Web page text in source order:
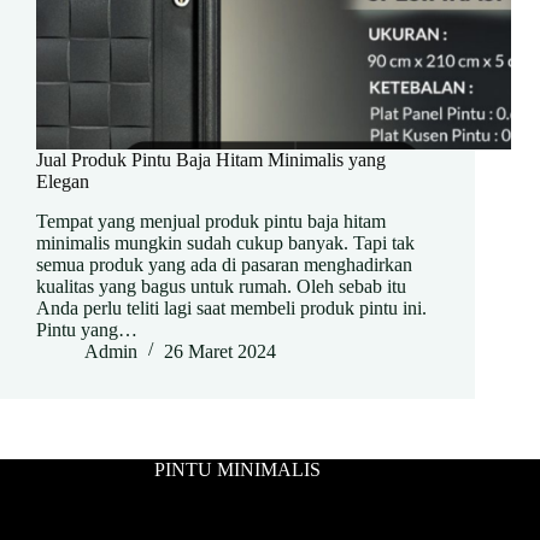
Jual Produk Pintu Baja Hitam Minimalis yang
Elegan
Tempat yang menjual produk pintu baja hitam
minimalis mungkin sudah cukup banyak. Tapi tak
semua produk yang ada di pasaran menghadirkan
kualitas yang bagus untuk rumah. Oleh sebab itu
Anda perlu teliti lagi saat membeli produk pintu ini.
Pintu yang…
Admin
26 Maret 2024
PINTU MINIMALIS